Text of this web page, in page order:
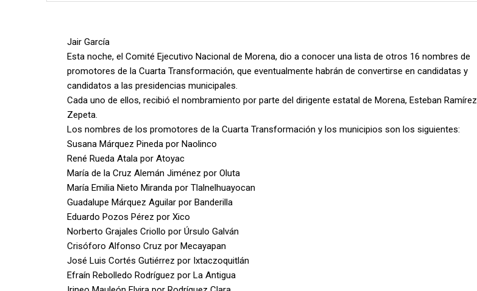
Jair García
Esta noche, el Comité Ejecutivo Nacional de Morena, dio a conocer una lista de otros 16 nombres de
promotores de la Cuarta Transformación, que eventualmente habrán de convertirse en candidatas y
candidatos a las presidencias municipales.
Cada uno de ellos, recibió el nombramiento por parte del dirigente estatal de Morena, Esteban Ramírez
Zepeta.
Los nombres de los promotores de la Cuarta Transformación y los municipios son los siguientes:
Susana Márquez Pineda por Naolinco
René Rueda Atala por Atoyac
María de la Cruz Alemán Jiménez por Oluta
María Emilia Nieto Miranda por Tlalnelhuayocan
Guadalupe Márquez Aguilar por Banderilla
Eduardo Pozos Pérez por Xico
Norberto Grajales Criollo por Úrsulo Galván
Crisóforo Alfonso Cruz por Mecayapan
José Luis Cortés Gutiérrez por Ixtaczoquitlán
Efraín Rebolledo Rodríguez por La Antigua